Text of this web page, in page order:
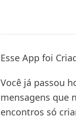
Esse App foi
Você já passou
mensagens que
encontros só